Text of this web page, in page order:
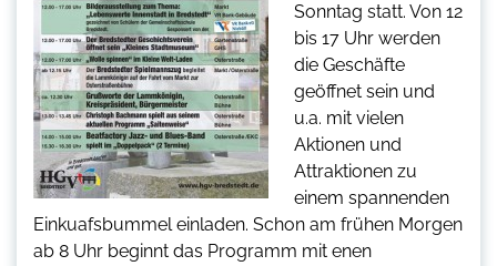
Sonntag statt. Von 12
bis 17 Uhr werden
die Geschäfte
geöffnet sein und
u.a. mit vielen
Aktionen und
Attraktionen zu
einem spannenden
Einkuafsbummel einladen. Schon am frühen Morgen
ab 8 Uhr beginnt das Programm mit enen